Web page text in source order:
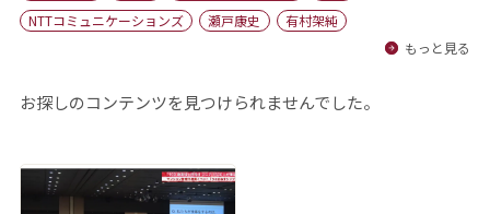
会社概要
NTTコミュニケーションズ
瀬戸康史
有村架純
もっと見る
お探しのコンテンツを見つけられませんでした。